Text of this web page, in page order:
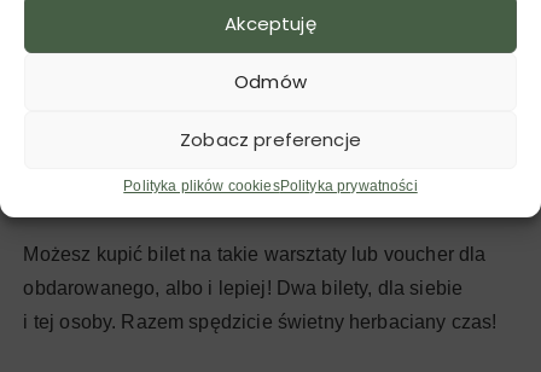
Akceptuję
Odmów
Zobacz preferencje
Polityka plików cookiesPolityka prywatności
się kurzyć na półce to masz szczęście! W tym roku
wystartowały mocno warsztaty herbaciane różnego
są miedzy 40 a 120 zł, wszystko zależy od tematu,
Możesz kupić bilet na takie warsztaty lub voucher dla
obdarowanego, albo i lepiej! Dwa bilety, dla siebie
i tej osoby. Razem spędzicie świetny herbaciany czas!